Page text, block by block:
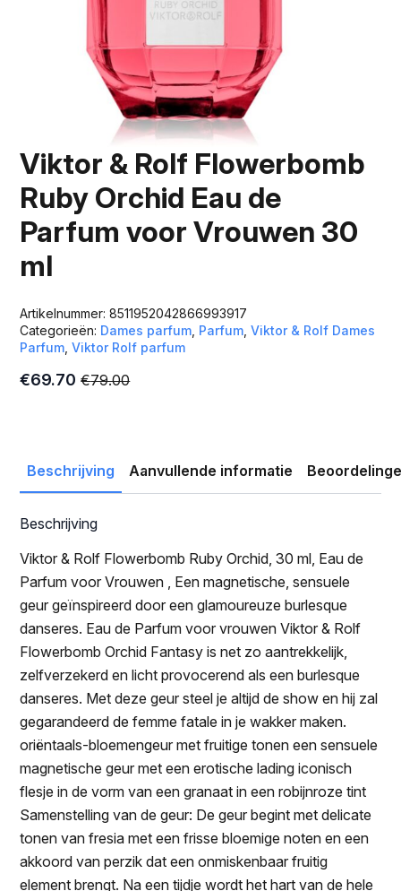
Viktor & Rolf Flowerbomb
Ruby Orchid Eau de
Parfum voor Vrouwen 30
ml
Artikelnummer:8511952042866993917
Categorieën: Dames parfum Parfum ,Viktor & Rolf Dames
Parfum ,Viktor Rolf parfum
€79.00
Oorspronkelijke
€69.70
Huidige
Beschrijving Aanvullende informatie
Beschrijving
Viktor & Rolf Flowerbomb Ruby Orchid, 30 ml, Eau de
Parfum voor Vrouwen , Een magnetische, sensuele
geur geïnspireerd door een glamoureuze burlesque
danseres. Eau de Parfum voor vrouwen Viktor & Rolf
Flowerbomb Orchid Fantasy is net zo aantrekkelijk,
zelfverzekerd en licht provocerend als een burlesque
danseres. Met deze geur steel je altijd de show en hij zal
gegarandeerd de femme fatale in je wakker maken.
oriëntaals-bloemengeur met fruitige tonen een sensuele
magnetische geur met een erotische lading iconisch
flesje in de vorm van een granaat in een robijnroze tint
Samenstelling van de geur: De geur begint met delicate
tonen van fresia met een frisse bloemige noten en een
akkoord van perzik dat een onmiskenbaar fruitig
element brengt. Na een tijdje wordt het hart van de hele